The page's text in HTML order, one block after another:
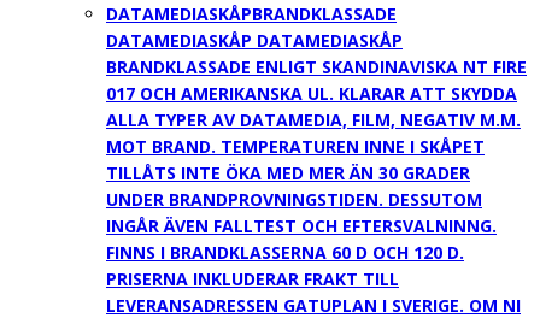
DATAMEDIASKÅPBRANDKLASSADE
DATAMEDIASKÅP DATAMEDIASKÅP
BRANDKLASSADE ENLIGT SKANDINAVISKA NT FIRE
017 OCH AMERIKANSKA UL. KLARAR ATT SKYDDA
ALLA TYPER AV DATAMEDIA, FILM, NEGATIV M.M.
MOT BRAND. TEMPERATUREN INNE I SKÅPET
TILLÅTS INTE ÖKA MED MER ÄN 30 GRADER
UNDER BRANDPROVNINGSTIDEN. DESSUTOM
INGÅR ÄVEN FALLTEST OCH EFTERSVALNINNG.
FINNS I BRANDKLASSERNA 60 D OCH 120 D.
PRISERNA INKLUDERAR FRAKT TILL
LEVERANSADRESSEN GATUPLAN I SVERIGE. OM NI